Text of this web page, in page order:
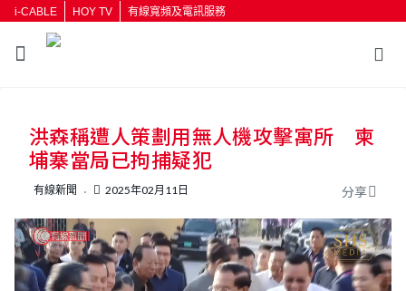
i-CABLE HOY TV 有線寬頻及電訊服務
按輸入鍵開始搜尋
洪森稱遭人策劃用無人機攻擊寓所 柬
埔寨當局已拘捕疑犯
有線新聞 2025年02月11日 分享